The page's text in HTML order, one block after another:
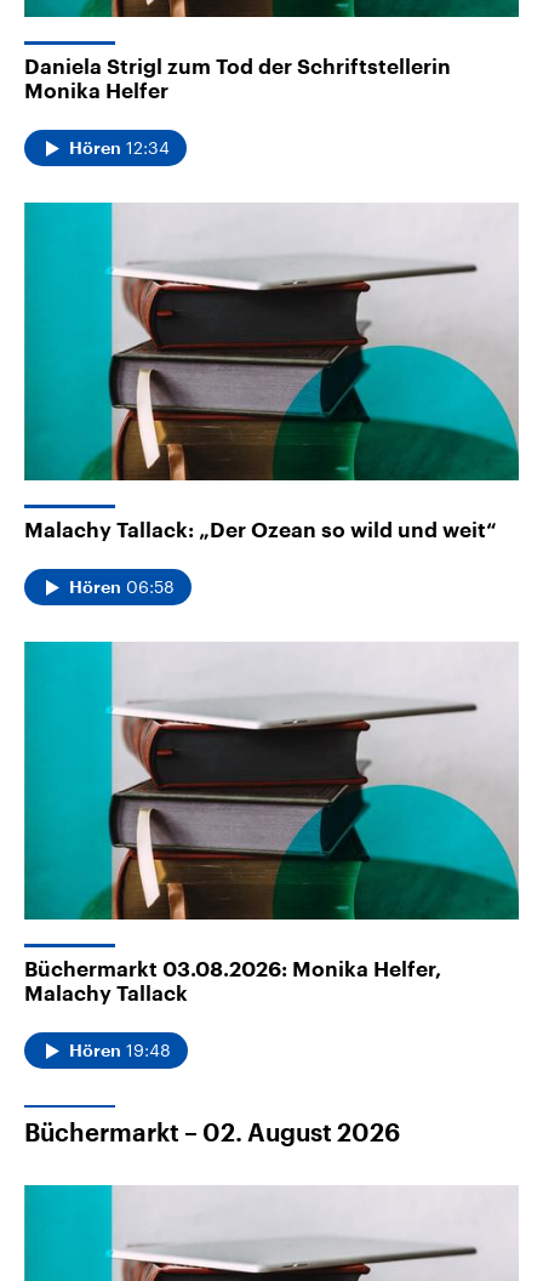
Daniela Strigl zum Tod der Schriftstellerin
Monika Helfer
Hören 12:34
Malachy Tallack: „Der Ozean so wild und weit“
Hören 06:58
Büchermarkt 03.08.2026: Monika Helfer,
Malachy Tallack
Hören 19:48
Büchermarkt – 02. August 2026